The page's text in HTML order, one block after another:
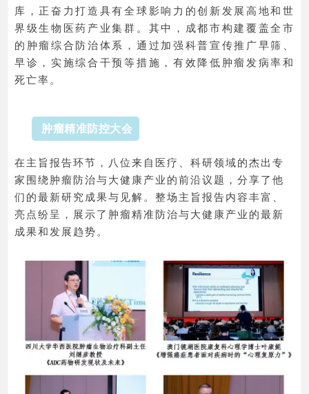
库，正奋力打造具有全球影响力的创新发展高地和世
界级生物医药产业集群。其中，成都市构建覆盖全市
的肿瘤综合防治体系，通过加强科普宣传推广早筛、
早诊，实施综合干预等措施，有效降低肿瘤发病率和
死亡率。
肿瘤精准防控大会
在主旨报告环节，八位来自医疗、科研领域的杰出专
家围绕肿瘤防治与大健康产业的前沿议题，分享了他
们的最新研究成果与见解。整场主旨报告内容丰富、
亮点纷呈，展示了肿瘤精准防治与大健康产业的最新
成果和发展趋势。